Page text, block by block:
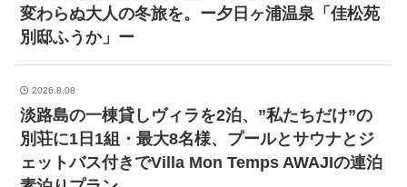
変わらぬ大人の冬旅を。ー夕日ヶ浦温泉「佳松苑
別邸ふうか」ー
2026.8.08
淡路島の一棟貸しヴィラを2泊、”私たちだけ”の
別荘に1日1組・最大8名様、プールとサウナとジ
ェットバス付きでVilla Mon Temps AWAJIの連泊